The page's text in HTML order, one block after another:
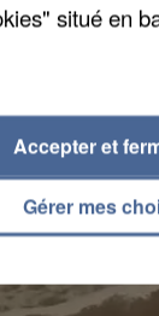
situé en
Gérer mes
Accepter et